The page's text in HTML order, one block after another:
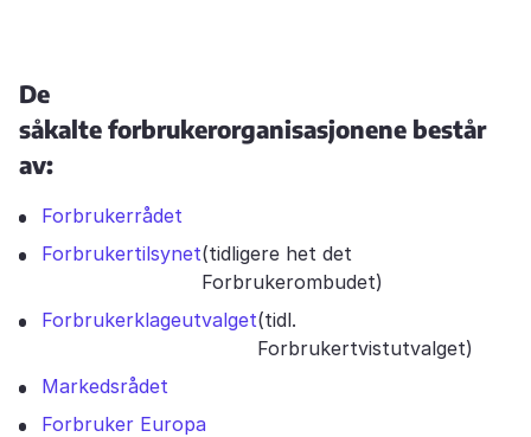
De
såkalte forbrukerorganisasjonene består
av:
Forbrukerrådet
Forbrukertilsynet(tidligere het det
Forbrukerombudet)
Forbrukerklageutvalget(tidl.
Forbrukertvistutvalget)
Markedsrådet
Forbruker Europa